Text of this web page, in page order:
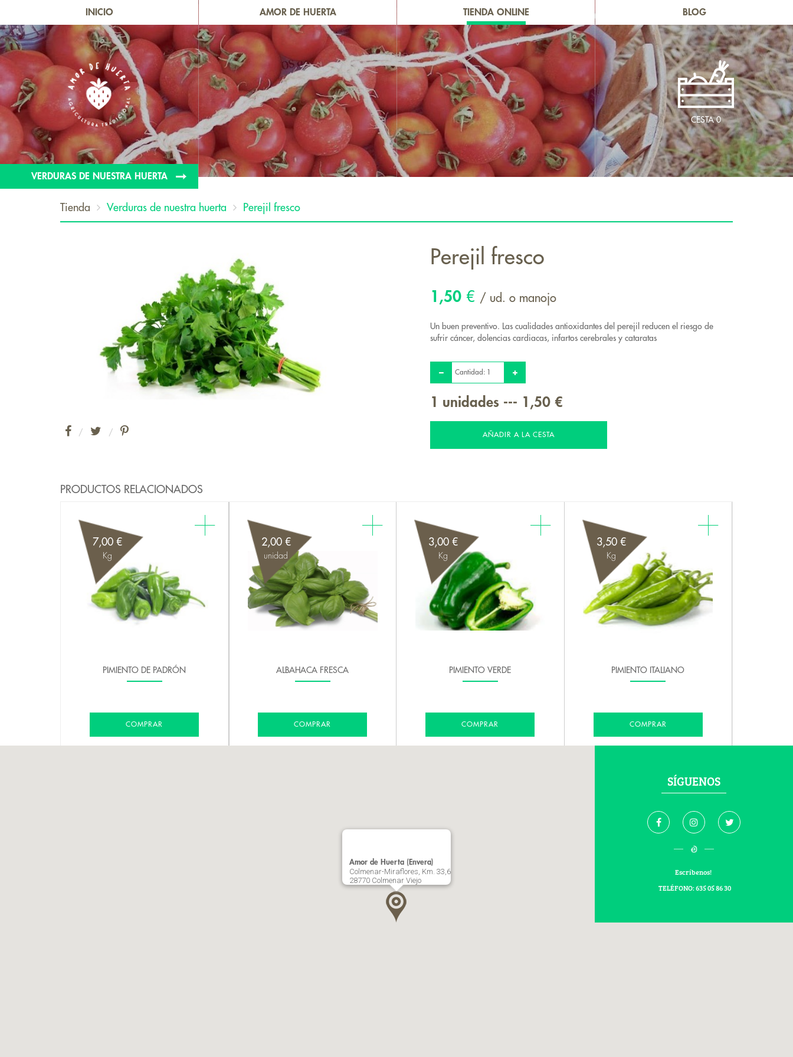
INICIO AMOR DE HUERTA TIENDA ONLINE BLOG
CESTA0
VERDURAS DE NUESTRA HUERTA
Tienda Verduras de nuestra huerta Perejil fresco
/ /
Perejil fresco
1,50 € / ud. o manojo
Un buen preventivo. Las cualidades antioxidantes del perejil reducen el riesgo de
sufrir cáncer, dolencias cardiacas, infartos cerebrales y cataratas
Cantidad:
1 unidades --- 1,50 €
AÑADIR A LA CESTA
PRODUCTOS RELACIONADOS
PIMIENTO DE PADRÓN
7,00 €
Kg
COMPRAR
ALBAHACA FRESCA
2,00 €
unidad
COMPRAR
PIMIENTO VERDE
3,00 €
Kg
COMPRAR
PIMIENTO ITALIANO
3,50 €
Kg
COMPRAR
SÍGUENOS
Escríbenos!
TELÉFONO: 635 05 86 30
Amor de Huerta (Envera)
Colmenar-Miraflores, Km. 33,6
28770 Colmenar Viejo